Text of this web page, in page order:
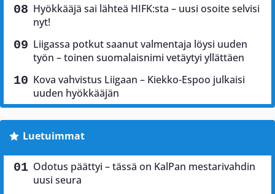
Hyökkääjä sai lähteä HIFK:sta – uusi osoite selvisi
nyt!
Liigassa potkut saanut valmentaja löysi uuden
työn – toinen suomalaisnimi vetäytyi yllättäen
Kova vahvistus Liigaan – Kiekko-Espoo julkaisi
uuden hyökkääjän
Luetuimmat
Odotus päättyi – tässä on KalPan mestarivahdin
uusi seura